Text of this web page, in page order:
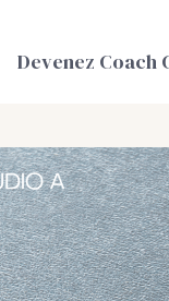
Devenez Coach